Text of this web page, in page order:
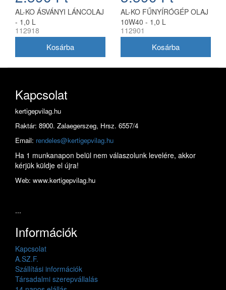
AL-KO ÁSVÁNYI LÁNCOLAJ
- 1,0 L
112918
AL-KO FŰNYÍRÓGÉP OLAJ
10W40 - 1,0 L
112901
Kapcsolat
kertigepvilag.hu
Raktár: 8900. Zalaegerszeg, Hrsz. 6557/4
Email: rendeles@kertigepvilag.hu
Ha 1 munkanapon belül nem válaszolunk levelére, akkor
kérjük küldje el újra!
Web: www.kertigepvilag.hu
...
Információk
Kapcsolat
A.SZ.F.
Szállítási információk
Társadalmi szerepvállalás